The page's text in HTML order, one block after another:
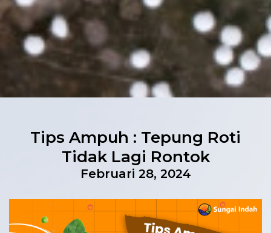
Tips Ampuh : Tepung Roti
Tidak Lagi Rontok
Februari 28, 2024